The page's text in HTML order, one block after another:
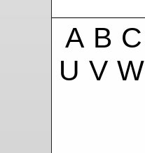
A B C
U V W